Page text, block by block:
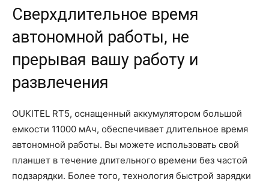
Сверхдлительное время
автономной работы, не
прерывая вашу работу и
развлечения
OUKITEL RT5, оснащенный аккумулятором большой
емкости 11000 мАч, обеспечивает длительное время
автономной работы. Вы можете использовать свой
планшет в течение длительного времени без частой
подзарядки. Более того, технология быстрой зарядки